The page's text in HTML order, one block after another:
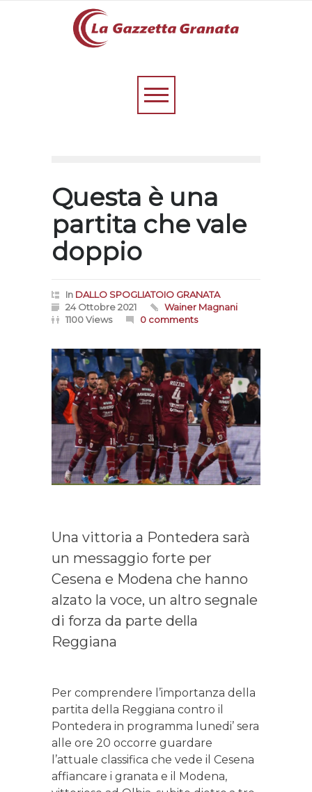
Questa è una
partita che vale
doppio
In DALLO SPOGLIATOIO GRANATA
24 Ottobre 2021
Wainer Magnani
1100 Views
0 comments
Una vittoria a Pontedera sarà
un messaggio forte per
Cesena e Modena che hanno
alzato la voce, un altro segnale
di forza da parte della
Reggiana
Per comprendere l’importanza della
partita della Reggiana contro il
Pontedera in programma lunedi’ sera
alle ore 20 occorre guardare
l’attuale classifica che vede il Cesena
affiancare i granata e il Modena,